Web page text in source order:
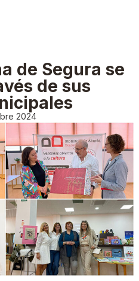
de Segura se
de sus
2024